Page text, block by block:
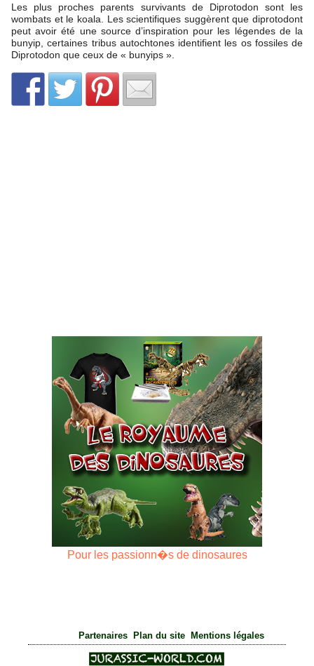
Les plus proches parents survivants de Diprotodon sont les
wombats et le koala. Les scientifiques suggèrent que diprotodont
peut avoir été une source d’inspiration pour les légendes de la
bunyip, certaines tribus autochtones identifient les os fossiles de
Diprotodon que ceux de « bunyips ».
Pour les passionn�s de dinosaures
Partenaires| Plan du site| Mentions légales